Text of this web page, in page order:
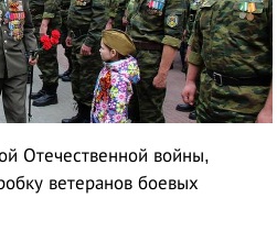
Отечественной войны,
ветеранов боевых